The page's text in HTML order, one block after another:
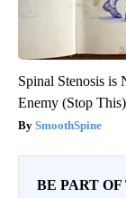
Spinal Stenosis is
Enemy (Stop This)
SmoothSpine
BE PART